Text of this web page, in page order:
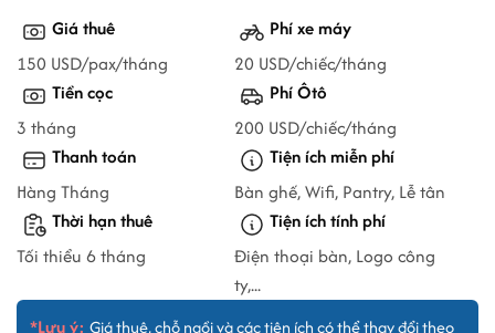
Giá thuê
150 USD/pax/tháng
Phí xe máy
20 USD/chiếc/tháng
Tiền cọc
3 tháng
Phí Ôtô
200 USD/chiếc/tháng
Thanh toán
Hàng Tháng
Tiện ích miễn phí
Bàn ghế, Wifi, Pantry, Lễ tân
Thời hạn thuê
Tối thiểu 6 tháng
Tiện ích tính phí
Điện thoại bàn, Logo công
ty,...
*Lưu ý: Giá thuê, chỗ ngồi và các tiện ích có thể thay đổi theo